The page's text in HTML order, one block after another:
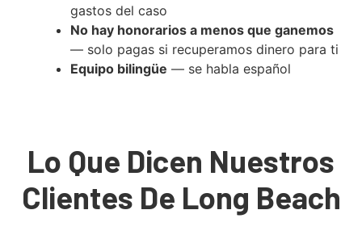
gastos del caso
No hay honorarios a menos que ganemos
— solo pagas si recuperamos dinero para ti
Equipo bilingüe — se habla español
Lo Que Dicen Nuestros
Clientes De Long Beach